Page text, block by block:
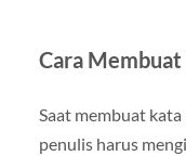
Cara
Saat membuat
penulis harus